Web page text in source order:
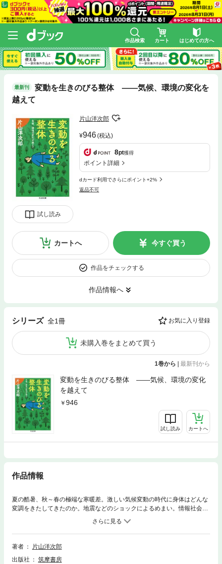
作品検索 カート はじめての方へ
最新刊
変動を生きのびる整体 ――気候、環境の変化を
越えて
試し読み
片山洋次郎
946(税込)
8pt獲得
ポイント詳細
dカード利用でさらにポイント+2%
返品不可
カートへ 今すぐ買う
作品をチェックする
作品情報へ
シリーズ 全1冊 お気に入り登録
未購入巻をまとめて買う
1巻から | 最新刊から
変動を生きのびる整体 ――気候、環境の変化
を越えて
946
試し読み カートへ
作品情報
夏の酷暑、秋～春の極端な寒暖差。激しい気候変動の時代に身体はどんな
変調をきたしてきたのか。地震などのショックによるめまい。情報社会化
による息詰まり。パンデミックを始めとする社会不安。身体はどのように
乗り越えていけばいいか、生きのびるための整体セルフワーク。気候と身
体変動の年表付。約50年間、季節や社会環境の身体への影響を観察し整体
し続けてきた著者、渾身の書き下ろし。
著者
片山洋次郎
出版社
筑摩書房